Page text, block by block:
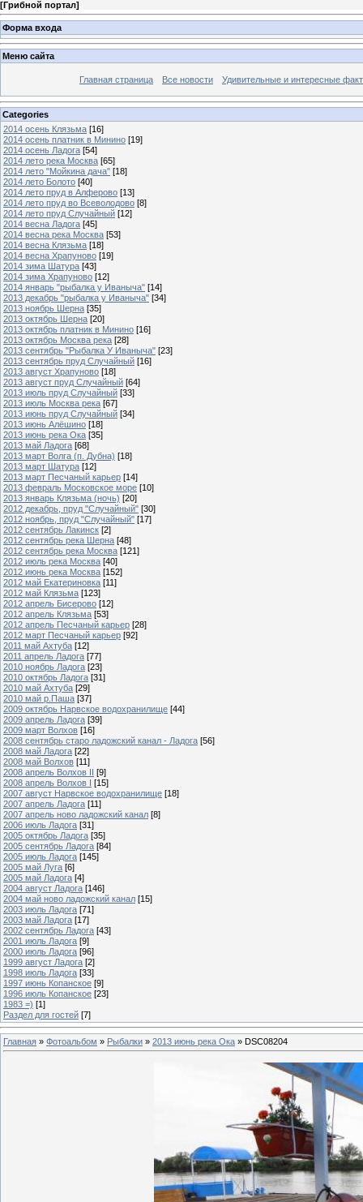
[Грибной портал]
Форма входа
Меню сайта
Главная страница Все новости Удивительные и интересные
Categories
2014 осень Клязьма [16]
2014 осень платник в Минино [19]
2014 осень Ладога [54]
2014 лето река Москва [65]
2014 лето "Мойкина дача" [18]
2014 лето Болото [40]
2014 лето пруд в Алферово [13]
2014 лето пруд во Всеволодово [8]
2014 лето пруд Случайный [12]
2014 весна Ладога [45]
2014 весна река Москва [53]
2014 весна Клязьма [18]
2014 весна Храпуново [19]
2014 зима Шатура [43]
2014 зима Храпуново [12]
2014 январь "рыбалка у Иваныча" [14]
2013 декабрь "рыбалка у Иваныча" [34]
2013 ноябрь Шерна [35]
2013 октябрь Шерна [20]
2013 октябрь платник в Минино [16]
2013 октябрь Москва река [28]
2013 сентябрь "Рыбалка У Иваныча" [23]
2013 сентябрь пруд Случайный [16]
2013 август Храпуново [18]
2013 август пруд Случайный [64]
2013 июль пруд Случайный [33]
2013 июль Москва река [67]
2013 июнь пруд Случайный [34]
2013 июнь Алёшино [18]
2013 июнь река Ока [35]
2013 май Ладога [68]
2013 март Волга (п. Дубна) [18]
2013 март Шатура [12]
2013 март Песчаный карьер [14]
2013 февраль Московское море [10]
2013 январь Клязьма (ночь) [20]
2012 декабрь, пруд "Случайный" [30]
2012 ноябрь, пруд "Случайный" [17]
2012 сентябрь Лакинск [2]
2012 сентябрь река Шерна [48]
2012 сентябрь река Москва [121]
2012 июль река Москва [40]
2012 июнь река Москва [152]
2012 май Екатериновка [11]
2012 май Клязьма [123]
2012 апрель Бисерово [12]
2012 апрель Клязьма [53]
2012 апрель Песчаный карьер [28]
2012 март Песчаный карьер [92]
2011 май Ахтуба [12]
2011 апрель Ладога [77]
2010 ноябрь Ладога [23]
2010 октябрь Ладога [31]
2010 май Ахтуба [29]
2010 май р.Паша [37]
2009 октябрь Нарвское водохранилище [44]
2009 апрель Ладога [39]
2009 март Волхов [16]
2008 сентябрь старо ладожский канал - Ладога [56]
2008 май Ладога [22]
2008 май Волхов [11]
2008 апрель Волхов II [9]
2008 апрель Волхов I [15]
2007 август Нарвское водохранилище [18]
2007 апрель Ладога [11]
2007 апрель ново ладожский канал [8]
2006 июль Ладога [31]
2005 октябрь Ладога [35]
2005 сентябрь Ладога [84]
2005 июль Ладога [145]
2005 май Луга [6]
2005 май Ладога [4]
2004 август Ладога [146]
2004 май ново ладожский канал [15]
2003 июль Ладога [71]
2003 май Ладога [17]
2002 сентябрь Ладога [43]
2001 июль Ладога [9]
2000 июль Ладога [96]
1999 август Ладога [2]
1998 июль Ладога [33]
1997 июнь Копанское [9]
1996 июль Копанское [23]
1983 =) [1]
Раздел для гостей [7]
Главная » Фотоальбом » Рыбалки » 2013 июнь река Ока » DSC08204